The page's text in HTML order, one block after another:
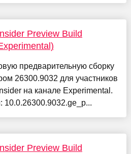
Preview Build
предварительную сборку
26300.9032 для участников
на канале Experimental.
Preview Build